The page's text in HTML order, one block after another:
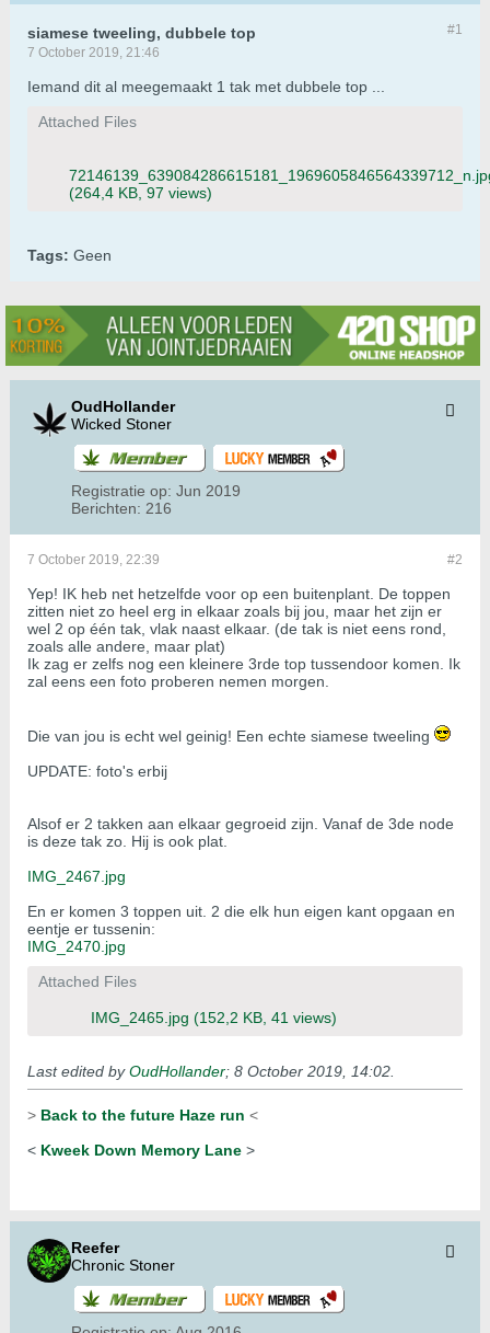
#1
siamese tweeling, dubbele top
7 October 2019, 21:46
Iemand dit al meegemaakt 1 tak met dubbele top ...
Attached Files
(264,4 KB, 97 views)
Tags: Geen
OudHollander
Wicked Stoner
Registratie op: Jun 2019
Berichten: 216
#2
7 October 2019, 22:39
Yep! IK heb net hetzelfde voor op een buitenplant. De toppen
zitten niet zo heel erg in elkaar zoals bij jou, maar het zijn er
wel 2 op één tak, vlak naast elkaar. (de tak is niet eens rond,
zoals alle andere, maar plat)
Ik zag er zelfs nog een kleinere 3rde top tussendoor komen. Ik
zal eens een foto proberen nemen morgen.
Die van jou is echt wel geinig! Een echte siamese tweeling
UPDATE: foto's erbij
Alsof er 2 takken aan elkaar gegroeid zijn. Vanaf de 3de node
is deze tak zo. Hij is ook plat.
IMG_2467.jpg
En er komen 3 toppen uit. 2 die elk hun eigen kant opgaan en
eentje er tussenin:
IMG_2470.jpg
Attached Files
IMG_2465.jpg (152,2 KB, 41 views)
Last edited byOudHollander; 8 October 2019, 14:02
> Back to the future Haze run <
< Kweek Down Memory Lane >
Reefer
Chronic Stoner